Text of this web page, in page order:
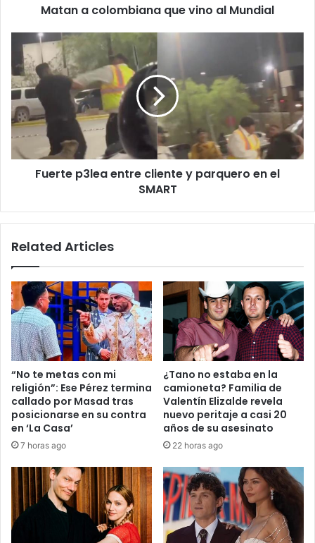
Matan a colombiana que vino al Mundial
Fuerte
p3lea
entre
cliente
y
parquero
en
SMART
Fuerte p3lea entre cliente y parquero en el
SMART
Related Articles
“No te metas con mi
religión”: Ese Pérez termina
callado por Masad tras
posicionarse en su contra
en ‘La Casa’
7 horas ago
¿Tano no estaba en la
camioneta? Familia de
Valentín Elizalde revela
nuevo peritaje a casi 20
años de su asesinato
22 horas ago